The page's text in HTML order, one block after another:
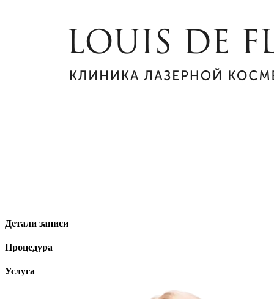
Детали записи
Процедура
Услуга